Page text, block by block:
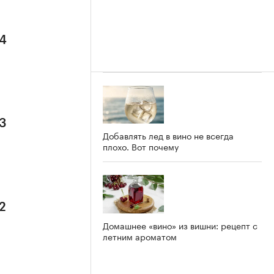
Добавлять лед в вино не всегда
плохо. Вот почему
Домашнее «вино» из вишни: рецепт с
летним ароматом